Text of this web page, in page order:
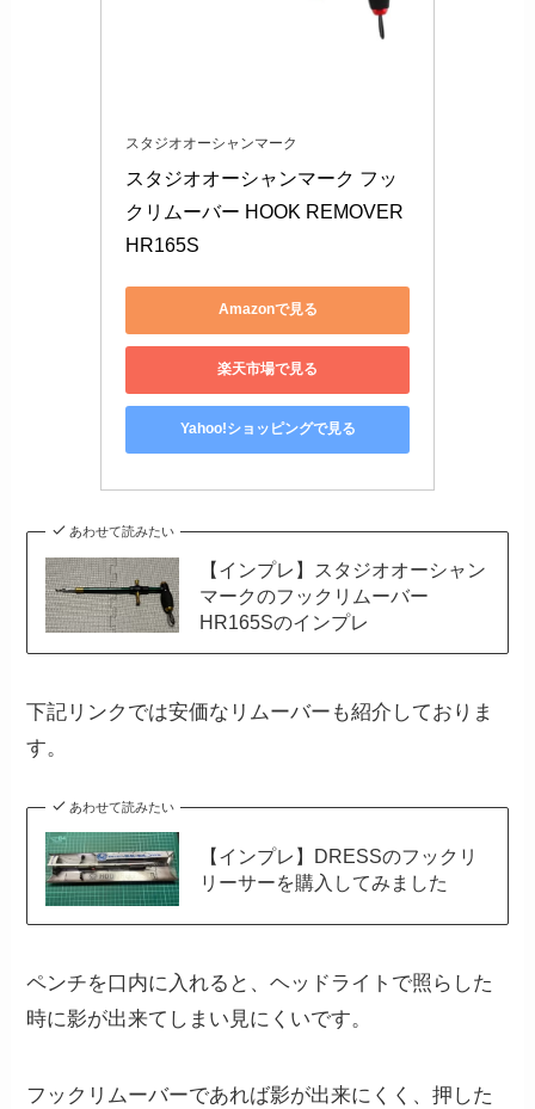
スタジオオーシャンマーク
スタジオオーシャンマーク フッ
クリムーバー HOOK REMOVER
HR165S
Amazonで見る
楽天市場で見る
Yahoo!ショッピングで見る
あわせて読みたい
【インプレ】スタジオオーシャン
マークのフックリムーバー
HR165Sのインプレ
下記リンクでは安価なリムーバーも紹介しておりま
す。
あわせて読みたい
【インプレ】DRESSのフックリ
リーサーを購入してみました
ペンチを口内に入れると、ヘッドライトで照らした
時に影が出来てしまい見にくいです。
フックリムーバーであれば影が出来にくく、押した